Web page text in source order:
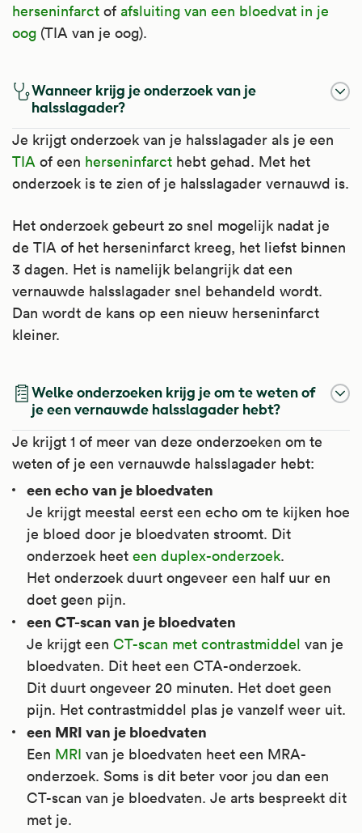
herseninfarct of afsluiting van een bloedvat in je
oog (TIA van je oog).
Wanneer krijg je onderzoek van je
halsslagader?
Je krijgt onderzoek van je halsslagader als je een
TIA of een herseninfarct hebt gehad. Met het
onderzoek is te zien of je halsslagader vernauwd is.
Het onderzoek gebeurt zo snel mogelijk nadat je
de TIA of het herseninfarct kreeg, het liefst binnen
3 dagen. Het is namelijk belangrijk dat een
vernauwde halsslagader snel behandeld wordt.
Dan wordt de kans op een nieuw herseninfarct
kleiner.
Welke onderzoeken krijg je om te weten of
je een vernauwde halsslagader hebt?
Je krijgt 1 of meer van deze onderzoeken om te
weten of je een vernauwde halsslagader hebt:
een echo van je bloedvaten
Je krijgt meestal eerst een echo om te kijken hoe
je bloed door je bloedvaten stroomt. Dit
onderzoek heet een duplex-onderzoek.
Het onderzoek duurt ongeveer een half uur en
doet geen pijn.
een CT-scan van je bloedvaten
Je krijgt een CT-scan met contrastmiddel van je
bloedvaten. Dit heet een CTA-onderzoek.
Dit duurt ongeveer 20 minuten. Het doet geen
pijn. Het contrastmiddel plas je vanzelf weer uit.
een MRI van je bloedvaten
Een MRI van je bloedvaten heet een MRA-
onderzoek. Soms is dit beter voor jou dan een
CT-scan van je bloedvaten. Je arts bespreekt dit
met je.